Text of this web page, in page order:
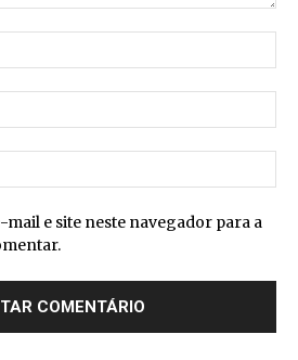
mail e site neste navegador para a